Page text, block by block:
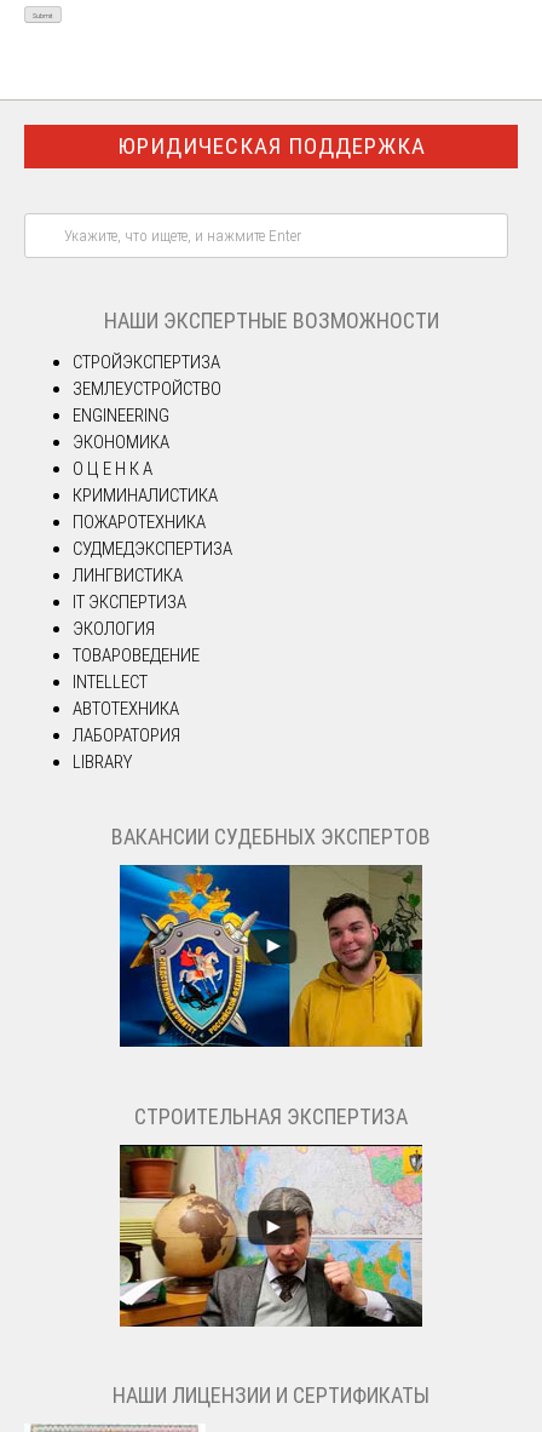
ЮРИДИЧЕСКАЯ ПОДДЕРЖКА
НАШИ ЭКСПЕРТНЫЕ ВОЗМОЖНОСТИ
СТРОЙЭКСПЕРТИЗА
ЗЕМЛЕУСТРОЙСТВО
ENGINEERING
ЭКОНОМИКА
О Ц Е Н К А
КРИМИНАЛИСТИКА
ПОЖАРОТЕХНИКА
СУДМЕДЭКСПЕРТИЗА
ЛИНГВИСТИКА
IT ЭКСПЕРТИЗА
ЭКОЛОГИЯ
ТОВАРОВЕДЕНИЕ
INTELLECT
АВТОТЕХНИКА
ЛАБОРАТОРИЯ
LIBRARY
ВАКАНСИИ СУДЕБНЫХ ЭКСПЕРТОВ
СТРОИТЕЛЬНАЯ ЭКСПЕРТИЗА
НАШИ ЛИЦЕНЗИИ И СЕРТИФИКАТЫ